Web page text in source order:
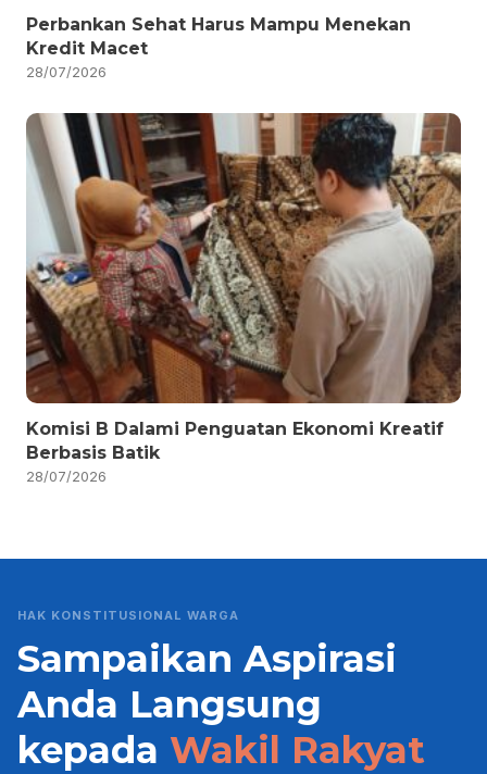
Perbankan Sehat Harus Mampu Menekan
Kredit Macet
28/07/2026
Komisi B Dalami Penguatan Ekonomi Kreatif
Berbasis Batik
28/07/2026
HAK KONSTITUSIONAL WARGA
Sampaikan Aspirasi
Anda Langsung
kepada Wakil Rakyat